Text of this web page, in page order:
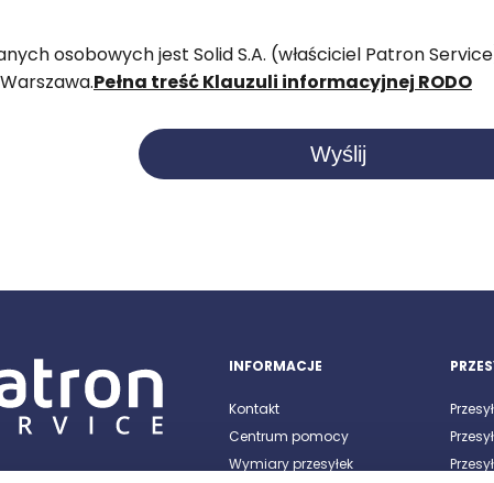
osobowych jest Solid S.A. (właściciel Patron
Pełna treść Klauzuli informacyjnej RODO
INFORMACJE
Kontakt
Centrum pomocy
Wymiary przesyłek